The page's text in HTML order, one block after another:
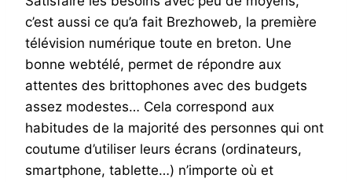
c’est aussi ce qu’a fait Brezhoweb, la première
télévision numérique toute en breton. Une
bonne webtélé, permet de répondre aux
attentes des brittophones avec des budgets
assez modestes… Cela correspond aux
habitudes de la majorité des personnes qui ont
coutume d’utiliser leurs écrans (ordinateurs,
smartphone, tablette…) n’importe où et